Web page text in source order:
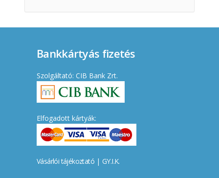
Bankkártyás fizetés
Szolgáltató: CIB Bank Zrt.
Elfogadott kártyák:
Vásárlói tájékoztató | GY.I.K.